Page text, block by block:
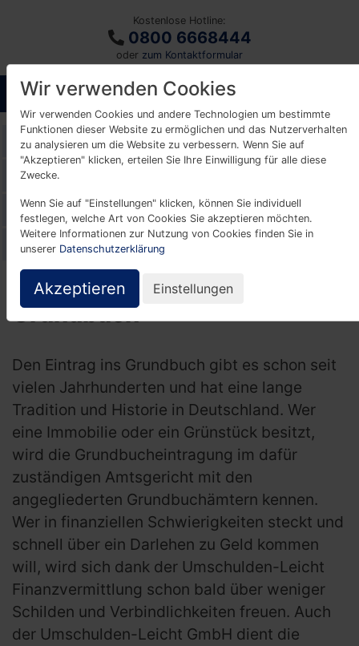
Kostenlose Hotline:
0800 6668444
oder zum Kontaktformular
Glossar
A
B
L
M N O P R S T U
W
Z
Grundbuch
Den Eintrag ins Grundbuch gibt es schon seit
vielen Jahrhunderten und hat eine lange
Tradition und Historie in Deutschland. Wer
eine Immobilie oder ein Grünstück besitzt,
wird die Grundbucheintragung im dafür
zuständigen Amtsgericht mit den
angegliederten Grundbuchämtern kennen.
Wer in finanziellen Schwierigkeiten steckt und
schnell über ein Darlehen zu Geld kommen
will, wird sich dank der Umschulden-Leicht
Finanzvermittlung schon bald über weniger
Schilden und Verbindlichkeiten freuen. Auch
der Umschulden-Leicht GmbH dient die
Wir verwenden Cookies
Wir verwenden Cookies und andere Technologien um bestimmte
Funktionen dieser Website zu ermöglichen und das Nutzerverhalten
zu analysieren um die Website zu verbessern. Wenn Sie auf
"Akzeptieren" klicken, erteilen Sie Ihre Einwilligung für alle diese
Zwecke.
Wenn Sie auf "Einstellungen" klicken, können Sie individuell
festlegen, welche Art von Cookies Sie akzeptieren möchten.
Weitere Informationen zur Nutzung von Cookies finden Sie in
unserer Datenschutzerklärung
Akzeptieren Einstellungen